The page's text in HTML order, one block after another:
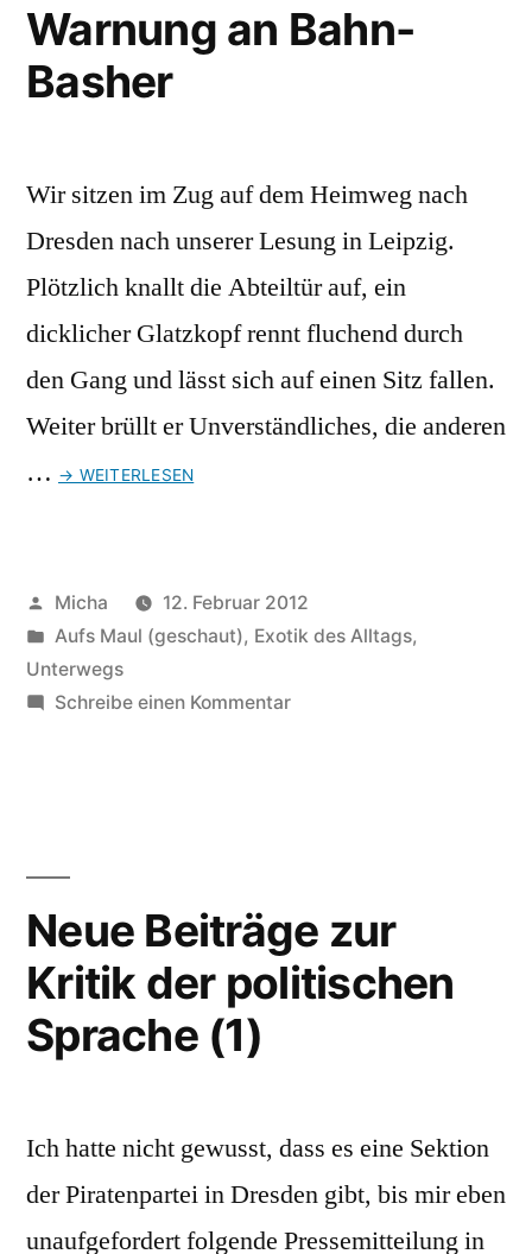
Warnung an Bahn-
Basher
Wir sitzen im Zug auf dem Heimweg nach
Dresden nach unserer Lesung in Leipzig.
Plötzlich knallt die Abteiltür auf, ein
dicklicher Glatzkopf rennt fluchend durch
den Gang und lässt sich auf einen Sitz fallen.
Weiter brüllt er Unverständliches, die anderen
… → WEITERLESEN
Veröffentlicht
von
Micha
12. Februar 2012
Veröffentlicht
unter
Aufs Maul (geschaut), Exotik des Alltags,
Unterwegs
Schreibe einen Kommentarzu
Neue Beiträge zur
Kritik der politischen
Sprache (1)
Ich hatte nicht gewusst, dass es eine Sektion
der Piratenpartei in Dresden gibt, bis mir eben
unaufgefordert folgende Pressemitteilung in